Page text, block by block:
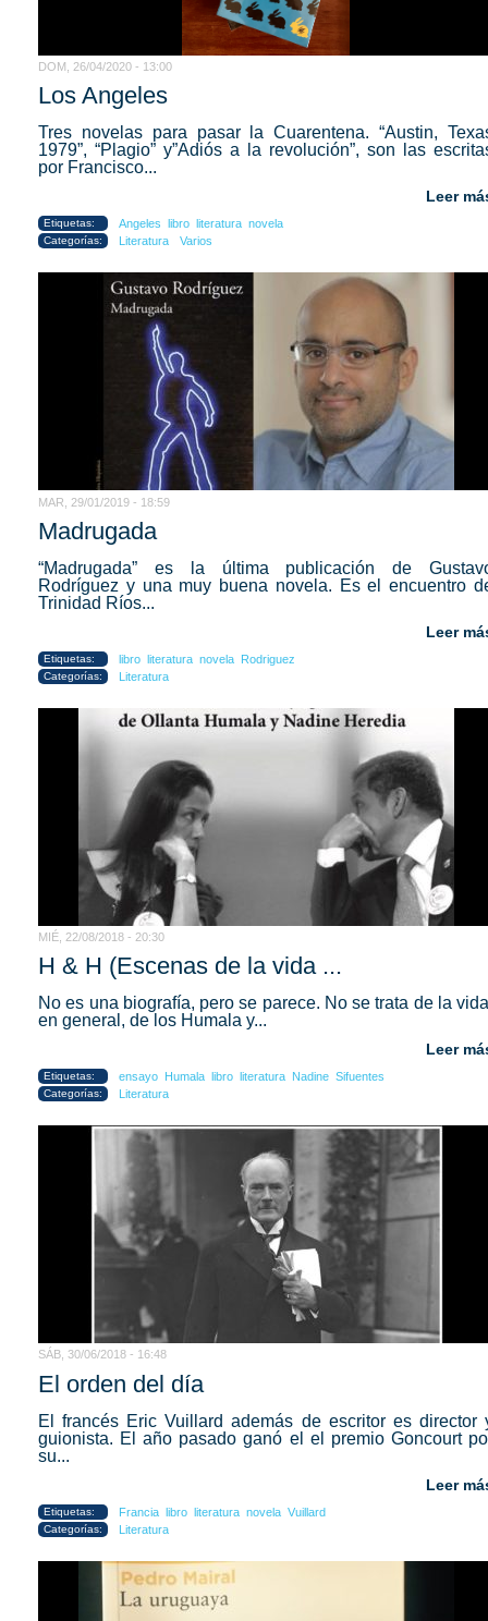
DOM, 26/04/2020 - 13:00
Los Angeles
Tres novelas para pasar la Cuarentena. “Austin,
1979”, “Plagio” y”Adiós a la revolución”, son las
por Francisco...
Leer
Etiquetas: Angeles libro literatura novela
Categorías: Literatura Varios
MAR, 29/01/2019 - 18:59
Madrugada
“Madrugada” es la última publicación de
Rodríguez y una muy buena novela. Es el encuentro
Trinidad Ríos...
Leer
Etiquetas: libro literatura novela Rodriguez
Categorías: Literatura
MIÉ, 22/08/2018 - 20:30
H & H (Escenas de la vida ...
No es una biografía, pero se parece. No se trata de la
en general, de los Humala y...
Leer
Etiquetas: ensayo Humala libro literatura Nadine Sifuentes
Categorías: Literatura
SÁB, 30/06/2018 - 16:48
El orden del día
El francés Eric Vuillard además de escritor es director
guionista. El año pasado ganó el el premio Goncourt
su...
Leer
Etiquetas: Francia libro literatura novela Vuillard
Categorías: Literatura